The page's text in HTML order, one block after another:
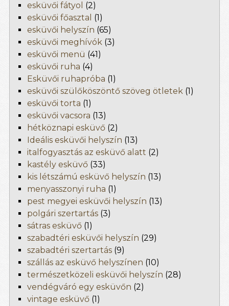
esküvői fátyol (2)
esküvői főasztal (1)
esküvői helyszín (65)
esküvői meghívók (3)
esküvői menü (41)
esküvői ruha (4)
Esküvői ruhapróba (1)
esküvői szülőköszöntő szöveg ötletek (1)
esküvői torta (1)
esküvői vacsora (13)
hétköznapi esküvő (2)
Ideális esküvői helyszín (13)
italfogyasztás az esküvő alatt (2)
kastély esküvő (33)
kis létszámú esküvő helyszín (13)
menyasszonyi ruha (1)
pest megyei esküvői helyszín (13)
polgári szertartás (3)
sátras esküvő (1)
szabadtéri esküvői helyszín (29)
szabadtéri szertartás (9)
szállás az esküvő helyszínen (10)
természetközeli esküvői helyszín (28)
vendégváró egy esküvőn (2)
vintage esküvő (1)